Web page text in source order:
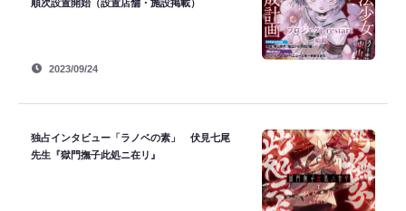
順次設置開始（設置店舗・施設掲載）
2023/09/24
独占インタビュー「ラノベの素」 伏見七尾
先生『獄門撫子此処ニ在リ』